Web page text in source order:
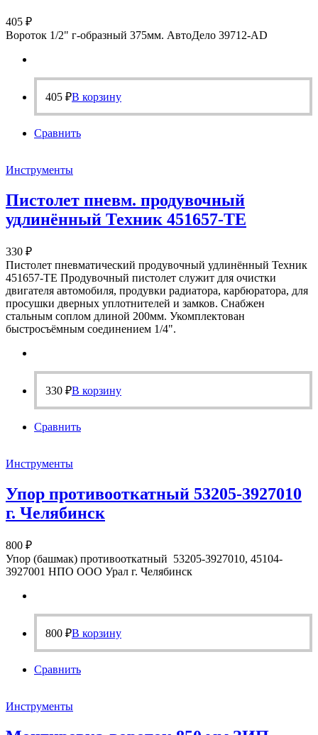
405 ₽
Вороток 1/2" г-образный 375мм. АвтоДело 39712-AD
405 ₽В корзину
Сравнить
Инструменты
Пистолет пневм. продувочный
удлинённый Техник 451657-ТЕ
330 ₽
Пистолет пневматический продувочный удлинённый Техник
451657-ТЕ Продувочный пистолет служит для очистки
двигателя автомобиля, продувки радиатора, карбюратора, для
просушки дверных уплотнителей и замков. Снабжен
стальным соплом длиной 200мм. Укомплектован
быстросъёмным соединением 1/4".
330 ₽В корзину
Сравнить
Инструменты
Упор противооткатный 53205-3927010
г. Челябинск
800 ₽
Упор (башмак) противооткатный 53205-3927010, 45104-
3927001 НПО ООО Урал г. Челябинск
800 ₽В корзину
Сравнить
Инструменты